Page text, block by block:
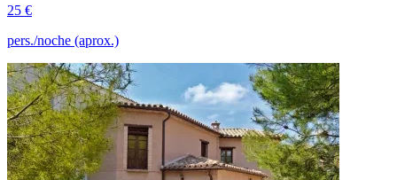
25 €
pers./noche (aprox.)